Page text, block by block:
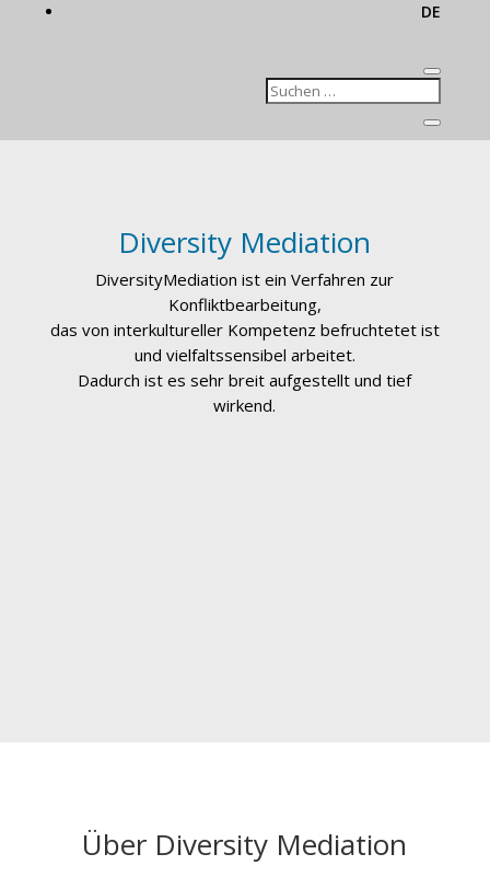
DE
Diversity Mediation
DiversityMediation ist ein Verfahren zur
Konfliktbearbeitung,
das von interkultureller Kompetenz befruchtetet ist
und vielfaltssensibel arbeitet.
Dadurch ist es sehr breit aufgestellt und tief
wirkend.
Über Diversity Mediation